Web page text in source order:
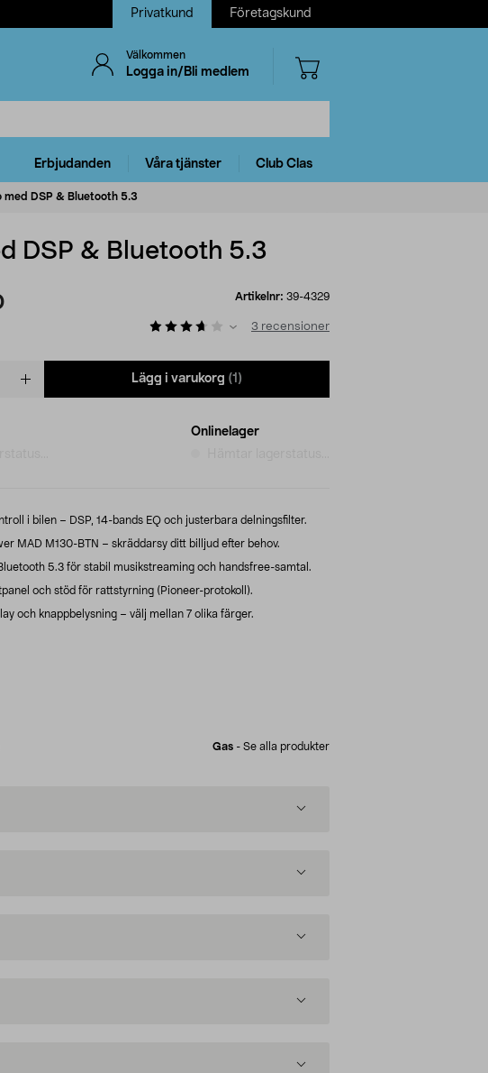
Privatkund Företagskund
Välkommen
Logga in/Bli medlem
Erbjudanden Våra tjänster Club Clas
DSP & Bluetooth 5.3
DSP & Bluetooth 5.3
Artikelnr: 39-4329
3 recensioner
Lägg i varukorg (1)
Onlinelager
i bilen – DSP, 14-bands EQ och justerbara delningsfilter.
MAD M130-BTN – skräddarsy ditt billjud efter behov.
5.3 för stabil musikstreaming och handsfree-samtal.
och stöd för rattstyrning (Pioneer-protokoll).
och knappbelysning – välj mellan 7 olika färger.
Gas - Se alla produkter